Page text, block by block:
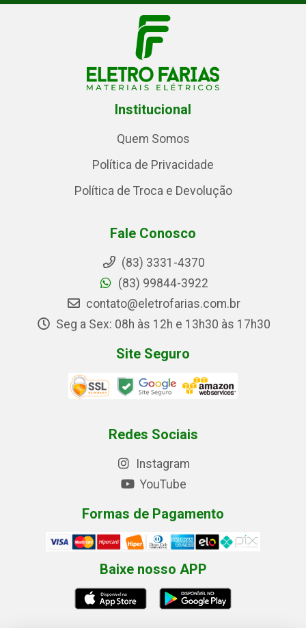
Institucional
Quem Somos
Política de Privacidade
Política de Troca e Devolução
Fale Conosco
(83) 3331-4370
(83) 99844-3922
contato@eletrofarias.com.br
Seg a Sex: 08h às 12h e 13h30 às 17h30
Site Seguro
Redes Sociais
Instagram
YouTube
Formas de Pagamento
Baixe nosso APP